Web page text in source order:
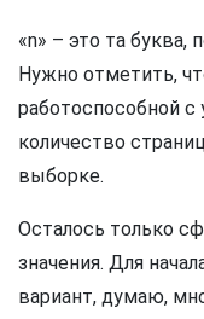
«n» – это та буква,
Нужно отметить,
работоспособной с
количество
выборке.
Осталось только
значения. Для
вариант, думаю,